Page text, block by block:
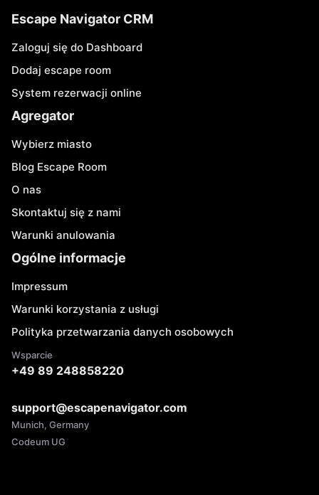
Escape Navigator CRM
Zaloguj się do Dashboard
Dodaj escape room
System rezerwacji online
Agregator
Wybierz miasto
Blog Escape Room
O nas
Skontaktuj się z nami
Warunki anulowania
Ogólne informacje
Impressum
Warunki korzystania z usługi
Polityka przetwarzania danych osobowych
Wsparcie
+49 89 248858220
support@escapenavigator.com
Munich, Germany
Codeum UG